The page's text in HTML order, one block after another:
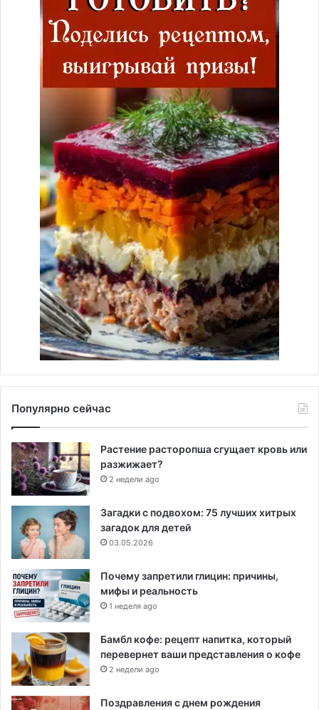
Популярно сейчас
Растение расторопша сгущает кровь или
разжижает?
2 недели ago
Загадки с подвохом: 75 лучших хитрых
загадок для детей
03.05.2026
Почему запретили глицин: причины,
мифы и реальность
1 неделя ago
Бамбл кофе: рецепт напитка, который
перевернет ваши представления о кофе
2 недели ago
Поздравления с днем рождения